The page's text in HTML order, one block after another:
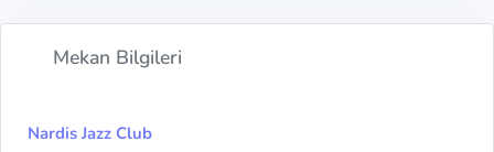
Mekan Bilgileri
Nardis Jazz Club